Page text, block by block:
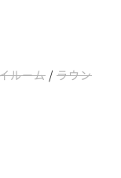
ルーム / ラウン